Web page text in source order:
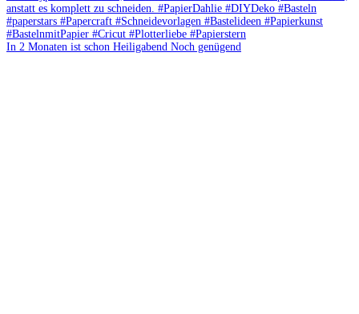
In 2 Monaten ist schon Heiligabend Noch genügend